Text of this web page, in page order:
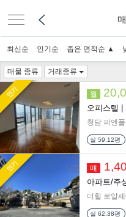
최신순 인기순 좁은 면적순 ▲
매물 종류 거래종류
인기 월
오피스텔 |
청담 피엔
실 59.12평
인기 매
아파트/주
더힐 로얄
실 62.38평